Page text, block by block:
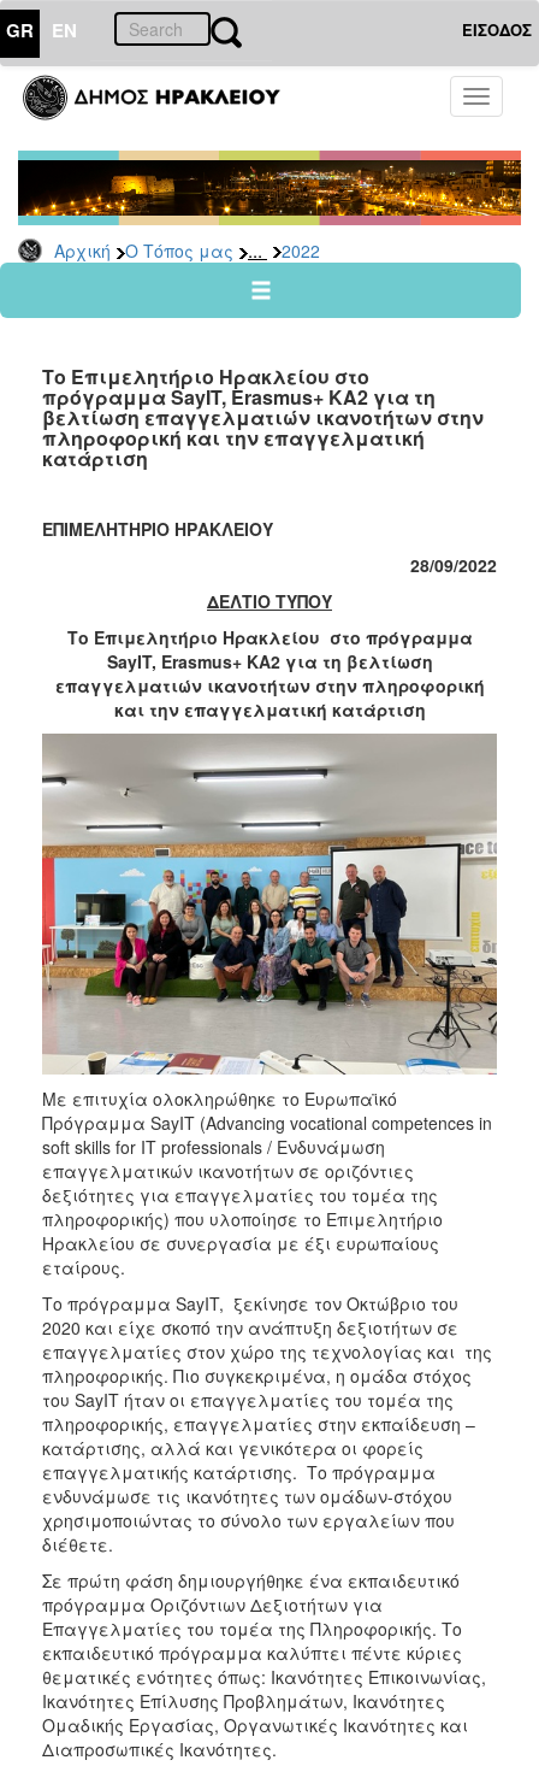
GR EN ΕΙΣΟΔΟΣ
Toggle
Αρχική Ο Τόπος μας ... 2022
ΤΟΠΟΣ
ΜΑΣ
Ανακοινώσεις
Αρχείο
2026
2024
2022
2021
2020
2018
2015
2012
2011
ΔΗΜΟΣ
ΠΟΛΙΤΙΣΜΟΣ
ΑΝΘΕΚΤΙΚΗ
ΠΟΛΗ
Το Επιμελητήριο Ηρακλείου στο
πρόγραμμα SayIT, Erasmus+ KA2 για τη
βελτίωση επαγγελματιών ικανοτήτων στην
πληροφορική και την επαγγελματική
κατάρτιση
ΕΠΙΜΕΛΗΤΗΡΙΟ ΗΡΑΚΛΕΙΟΥ
28/09/2022
ΔΕΛΤΙΟ ΤΥΠΟΥ
Το Επιμελητήριο Ηρακλείου στο πρόγραμμα
SayIT, Erasmus+ KA2 για τη βελτίωση
επαγγελματιών ικανοτήτων στην πληροφορική
και την επαγγελματική κατάρτιση
Με επιτυχία ολοκληρώθηκε το Ευρωπαϊκό
Πρόγραμμα SayIT (Advancing vocational competences in
soft skills for IT professionals / Ενδυνάμωση
επαγγελματικών ικανοτήτων σε οριζόντιες
δεξιότητες για επαγγελματίες του τομέα της
πληροφορικής) που υλοποίησε το Επιμελητήριο
Ηρακλείου σε συνεργασία με έξι ευρωπαίους
εταίρους.
Το πρόγραμμα SayIT, ξεκίνησε τον Οκτώβριο του
2020 και είχε σκοπό την ανάπτυξη δεξιοτήτων σε
επαγγελματίες στον χώρο της τεχνολογίας και της
πληροφορικής. Πιο συγκεκριμένα, η ομάδα στόχος
του SayIT ήταν οι επαγγελματίες του τομέα της
πληροφορικής, επαγγελματίες στην εκπαίδευση –
κατάρτισης, αλλά και γενικότερα οι φορείς
επαγγελματικής κατάρτισης. Το πρόγραμμα
ενδυνάμωσε τις ικανότητες των ομάδων-στόχου
χρησιμοποιώντας το σύνολο των εργαλείων που
διέθετε.
Σε πρώτη φάση δημιουργήθηκε ένα εκπαιδευτικό
πρόγραμμα Οριζόντιων Δεξιοτήτων για
Επαγγελματίες του τομέα της Πληροφορικής. Το
εκπαιδευτικό πρόγραμμα καλύπτει πέντε κύριες
θεματικές ενότητες όπως: Ικανότητες Επικοινωνίας,
Ικανότητες Επίλυσης Προβλημάτων, Ικανότητες
Ομαδικής Εργασίας, Οργανωτικές Ικανότητες και
Διαπροσωπικές Ικανότητες.